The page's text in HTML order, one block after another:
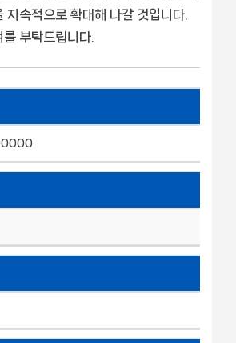
지속적으로 확대해 나갈 것입니다.
부탁드립니다.